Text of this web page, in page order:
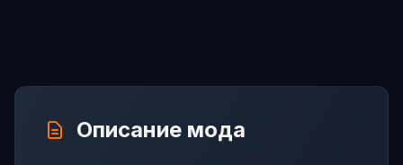
Описание мода